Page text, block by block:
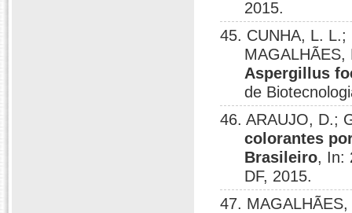
2015.
45. CUNHA, L. L.;
Aspergillus
de
46. ARAUJO, D.;
colorantes
Brasileiro, In:
DF, 2015.
47.